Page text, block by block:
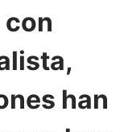
con
han